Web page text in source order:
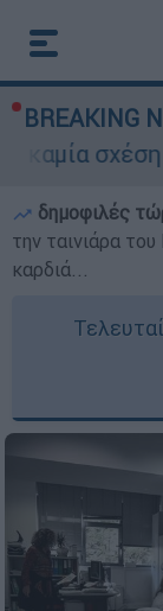
BREAKING
με την
δημοφιλές
την ταινιάρα
καρδιά...